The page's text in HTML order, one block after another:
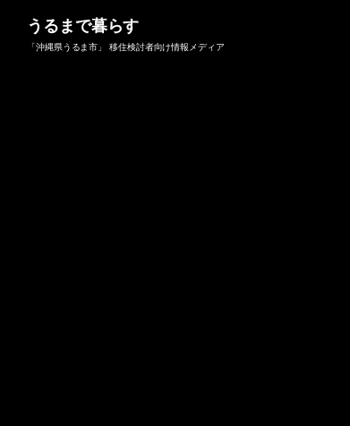
うるまで暮らす
「沖縄県うるま市」 移住検討者向け情報メディア